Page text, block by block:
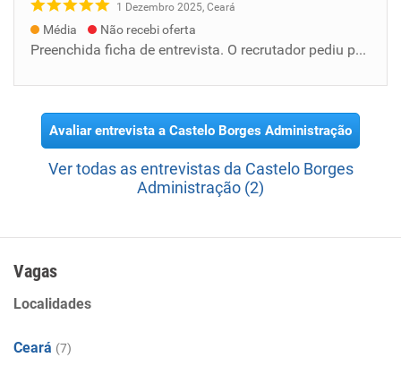
1 Dezembro 2025, Ceará
Média Não recebi oferta
Preenchida ficha de entrevista. O recrutador pediu para que eu aguardasse a empresa me dar um retorno das vagas. Trabalhei no réveillon 2026...
Avaliar entrevista a Castelo Borges Administração
Ver todas as entrevistas da Castelo Borges
Administração (2)
Vagas
Localidades
Ceará (7)